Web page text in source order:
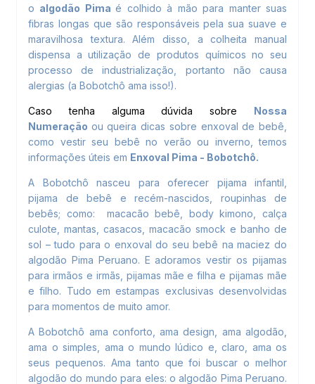
o algodão Pima é colhido à mão para manter suas
fibras longas que são responsáveis pela sua suave e
maravilhosa textura. Além disso, a colheita manual
dispensa a utilização de produtos químicos no seu
processo de industrialização, portanto não causa
alergias (a Bobotchô ama isso!).
Caso tenha alguma dúvida sobre
Nossa
Numeração ou queira dicas sobre enxoval de bebê,
como vestir seu bebê no verão ou inverno, temos
informações úteis em Enxoval Pima - Bobotchô.
A Bobotchô nasceu para oferecer pijama infantil,
pijama de bebê e recém-nascidos, roupinhas de
bebês; como: macacão bebê, body kimono, calça
culote, mantas, casacos, macacão smock e banho de
sol – tudo para o enxoval do seu bebê na maciez do
algodão Pima Peruano. E adoramos vestir os pijamas
para irmãos e irmãs, pijamas mãe e filha e pijamas mãe
e filho. Tudo em estampas exclusivas desenvolvidas
para momentos de muito amor.
A Bobotchô ama conforto, ama design, ama algodão,
ama o simples, ama o mundo lúdico e, claro, ama os
seus pequenos. Ama tanto que foi buscar o melhor
algodão do mundo para eles: o algodão Pima Peruano.